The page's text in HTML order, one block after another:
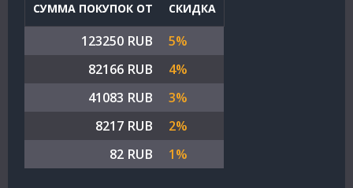
СУММА ПОКУПОК ОТ СКИДКА
123250 RUB
5%
82166 RUB
4%
41083 RUB
3%
8217 RUB
2%
82 RUB
1%